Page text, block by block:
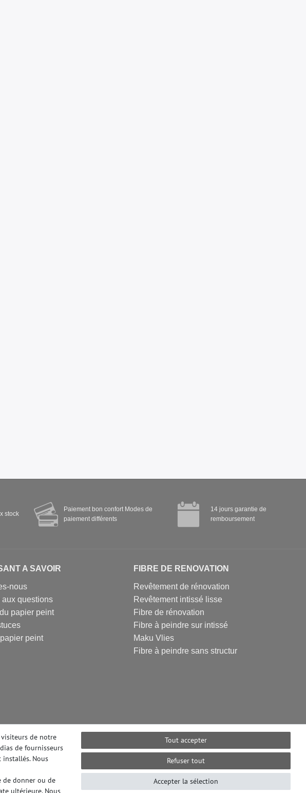
stock
Paiement bon confort Modes de
paiement différents
14 jours garantie de
remboursement
A SAVOIR
nous
aux questions
papier peint
peint
FIBRE DE RENOVATION
Revêtement de rénovation
Revêtement intissé lisse
Fibre de rénovation
Fibre à peindre sur intissé
Maku Vlies
Fibre à peindre sans structur
de notre
de fournisseurs
Nous
de donner ou de
ultérieure. Nous
Tout accepter
Refuser tout
Accepter la sélection